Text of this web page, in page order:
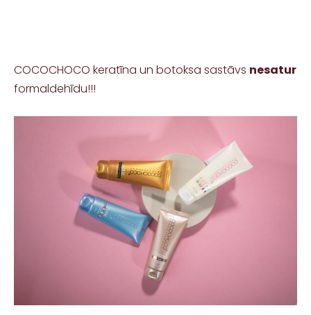
COCOCHOCO keratīna un botoksa sastāvs nesatur
formaldehīdu!!!